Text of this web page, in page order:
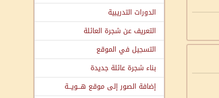
الدورات التدريبية
التعريف عن شجرة العائلة
التسجيل في الموقع
بناء شجرة عائلة جديدة
إضافة الصور إلى موقع هـــويـــة